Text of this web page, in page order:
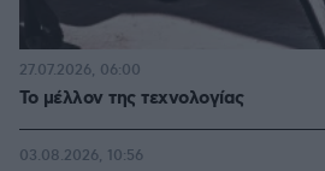
Το μέλλον της τεχνολογίας
27.07.2026, 06:00
03.08.2026, 10:56